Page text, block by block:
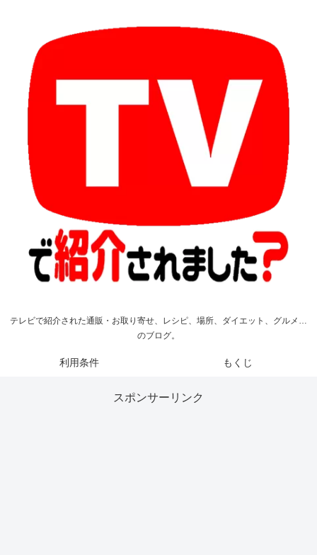
テレビで紹介された通販・お取り寄せ、レシピ、場所、ダイエット、グルメ…
のブログ。
利用条件 もくじ
スポンサーリンク